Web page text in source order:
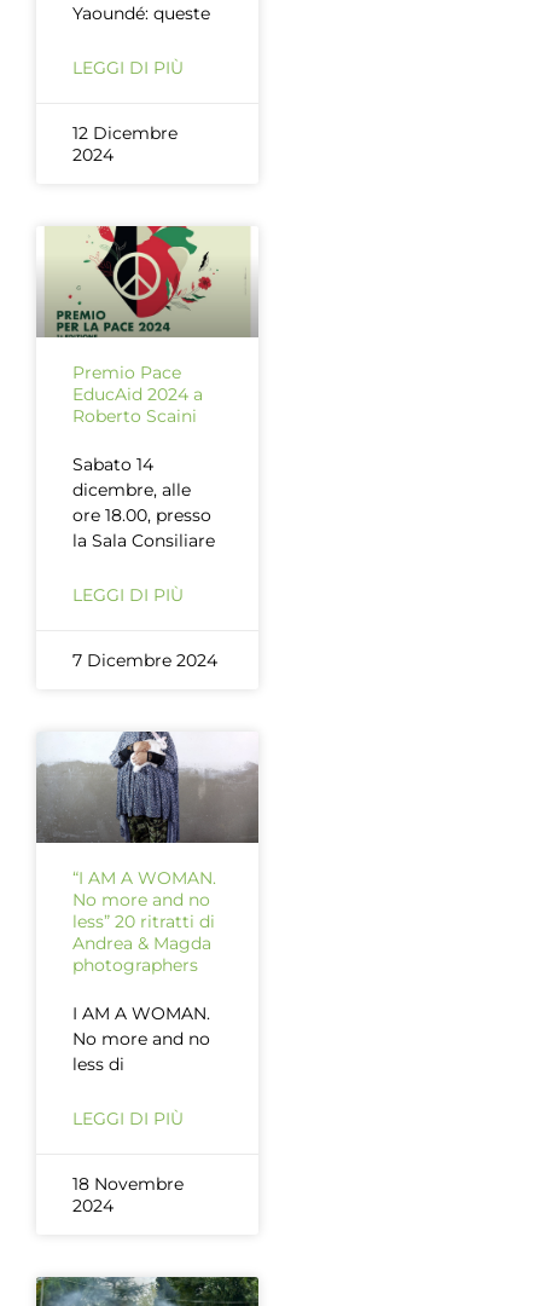
Yaoundé: queste
LEGGI DI PIÙ
12 Dicembre
2024
Premio Pace
EducAid 2024 a
Roberto Scaini
Sabato 14
dicembre, alle
ore 18.00, presso
la Sala Consiliare
LEGGI DI PIÙ
7 Dicembre 2024
“I AM A WOMAN.
No more and no
less” 20 ritratti di
Andrea & Magda
photographers
I AM A WOMAN.
No more and no
less di
LEGGI DI PIÙ
18 Novembre
2024